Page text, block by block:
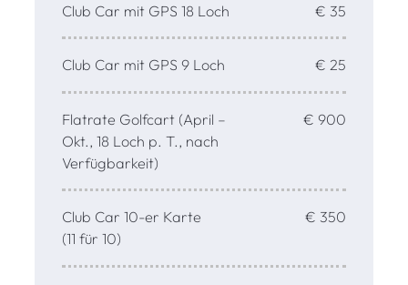
Club Car mit GPS 18 Loch € 35
Club Car mit GPS 9 Loch € 25
Flatrate Golfcart (April –
Okt., 18 Loch p. T., nach
Verfügbarkeit)
€ 900
Club Car 10-er Karte
(11 für 10)
€ 350